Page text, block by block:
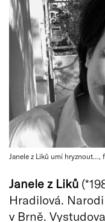
Janele z Liků umí hryznout…,
Janele z Liků
Hradilová.
v Brně.